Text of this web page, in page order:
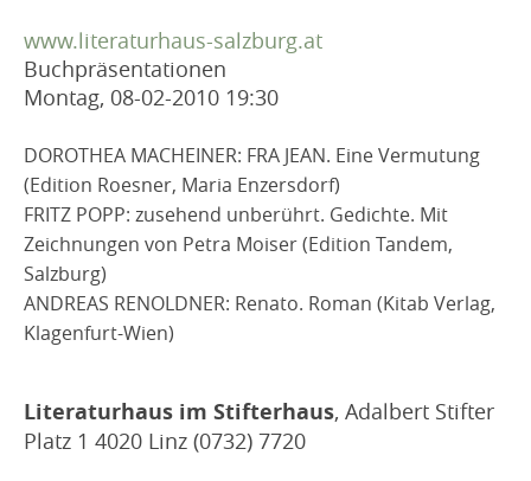
www.literaturhaus-salzburg.at
Buchpräsentationen
Montag, 08-02-2010 19:30
DOROTHEA MACHEINER: FRA JEAN. Eine Vermutung
(Edition Roesner, Maria Enzersdorf)
FRITZ POPP: zusehend unberührt. Gedichte. Mit
Zeichnungen von Petra Moiser (Edition Tandem,
Salzburg)
ANDREAS RENOLDNER: Renato. Roman (Kitab Verlag,
Klagenfurt-Wien)
Literaturhaus im Stifterhaus, Adalbert Stifter
Platz 1 4020 Linz (0732) 7720